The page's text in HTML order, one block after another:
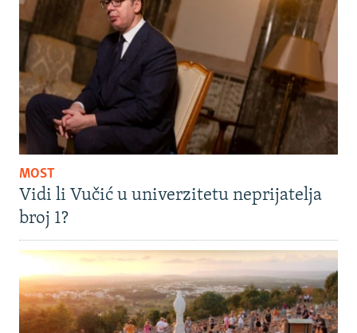
MOST
Vidi li Vučić u univerzitetu neprijatelja
broj 1?